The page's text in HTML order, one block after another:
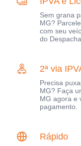
Sem grana
MG?
com seu
do
2ª via
Precisa
MG? Faça
MG agora e
pagamento.
Rápido